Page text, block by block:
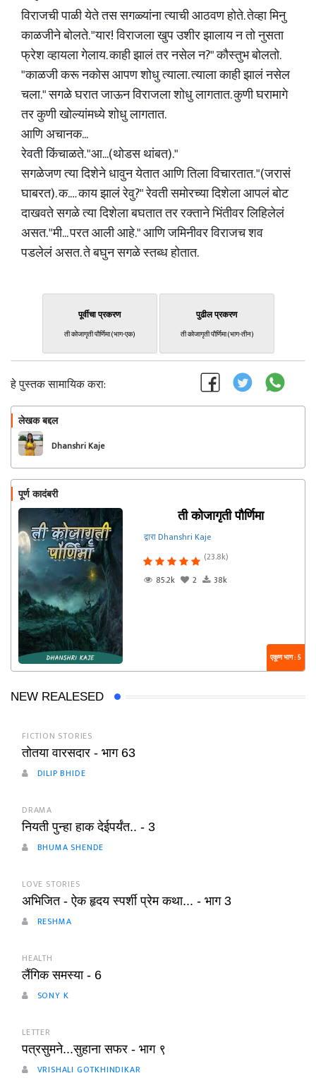
विराजची पाळी येते तस सगळ्यांना त्याची आठवण होते. तेव्हा मिनु
काळजीने बोलते. "यार! विराजला खुप उशीर झालाय न तो नुसता
फ्रेश व्हायला गेलाय. काही झालं तर नसेल न?" कौस्तुभ बोलतो.
"काळजी करू नकोस आपण शोधु त्याला. त्याला काही झालं नसेल
चला." सगळे घरात जाऊन विराजला शोधु लागतात. कुणी घरामागे
तर कुणी खोल्यांमध्ये शोधु लागतात.
आणि अचानक...
रेवती किंचाळते. "आ...(थोडस थांबत)."
सगळेजण त्या दिशेने धावुन येतात आणि तिला विचारतात. "(जरासं
घाबरत). क.… काय झालं रेवु?" रेवती समोरच्या दिशेला आपलं बोट
दाखवते सगळे त्या दिशेला बघतात तर रक्ताने भिंतीवर लिहिलेलं
असत. "मी... परत आली आहे." आणि जमिनीवर विराजच शव
पडलेलं असत. ते बघुन सगळे स्तब्ध होतात.
पूर्वीचा प्रकरण
ती कोजागृती पौर्णिमा (भाग-एक)
पुढील प्रकरण
ती कोजागृती पौर्णिमा (भाग-तीन)
हे पुस्तक सामायिक करा:
लेखक बद्दल
Dhanshri Kaje
पूर्ण कादंबरी
ती कोजागृती पौर्णिमा
द्वारा Dhanshri Kaje
(23.8k)
85.2k
2 38k
एकूण भाग : 5
NEW REALESED
FICTION STORIES
तोतया वारसदार - भाग 63
DILIP BHIDE
DRAMA
नियती पुन्हा हाक देईपर्यंत.. - 3
BHUMA SHENDE
LOVE STORIES
अभिजित - ऐक हृदय स्पर्शी प्रेम कथा... - भाग 3
RESHMA
HEALTH
लैंगिक समस्या - 6
SONY K
LETTER
पत्रसुमने...सुहाना सफर - भाग ९
VRISHALI GOTKHINDIKAR